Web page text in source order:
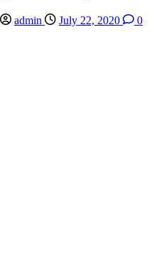
admin July 22, 2020 0